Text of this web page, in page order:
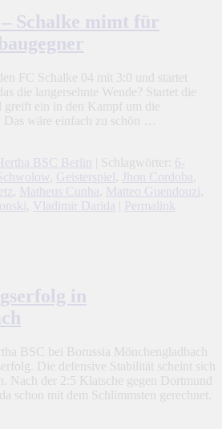
Schalke mimt für
FC Schalke 04 mit 3:0 und startet
die langersehnte Wende? Startet die
greift ein in den Kampf um die
wäre einfach zu schön …
BSC Berlin | Schlagwörter: 6-
Geisterspiel Jhon Cordoba
Matheus Cunha Matteo Guendouzi
Vladimir Darida
Permalink
in
BSC bei Borussia Mönchengladbach
Die defensive Stabilität scheint sich
Nach der 2:5 Klatsche gegen Dortmund
schon mit dem Schlimmsten gerechnet.